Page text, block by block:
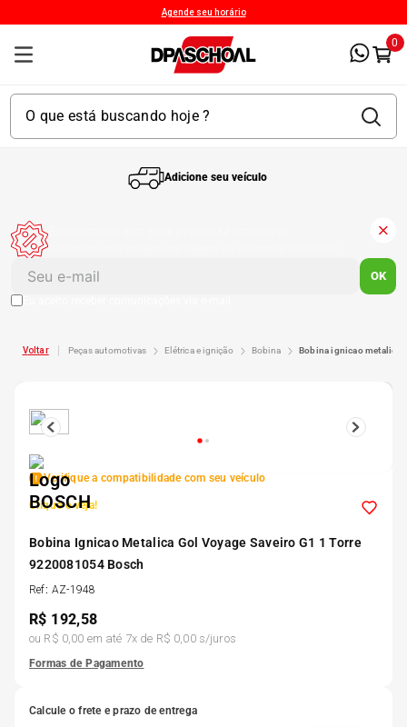
Agende seu horário
0
Adicione seu veículo
OK
peças automotivas elétrica e ignição bobina bobina ignicao
Verifique a compatibilidade com seu veículo
Clique e veja!
Bobina Ignicao Metalica Gol Voyage Saveiro G1 1 Torre
9220081054 Bosch
Ref: AZ-1948
R$ 192,58
ou R$ 0,00 em até 7x de R$ 0,00s/juros
Formas de Pagamento
Calcule o frete e prazo de entrega
2 º Kit Pneu
5º
6º
7º 185 65r15
8 º
10º Pneu